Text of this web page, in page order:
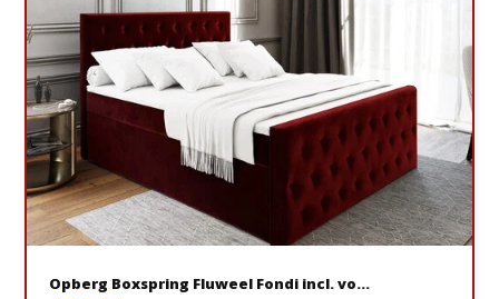
Opberg Boxspring Fluweel Fondi incl. vo...